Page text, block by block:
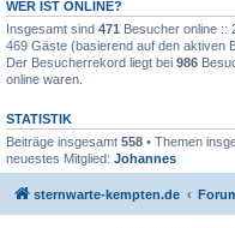
WER IST ONLINE?
Insgesamt sind 471 Besucher online ::
469 Gäste (basierend auf den aktiven
Der Besucherrekord liegt bei 986
online waren.
STATISTIK
Beiträge insgesamt 558 • Themen
neuestes Mitglied: Johannes
sternwarte-kempten.de